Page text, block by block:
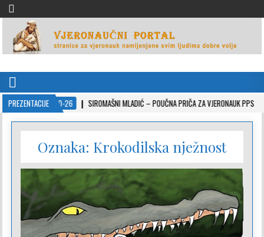
VJERONAUČNI PORTAL
PREZENTACIJE
2022-10-26 SIROMAŠNI MLADIĆ – POUČNA PRIČA ZA VJERONAUK PPS
Oznaka: Krokodilska nježnost